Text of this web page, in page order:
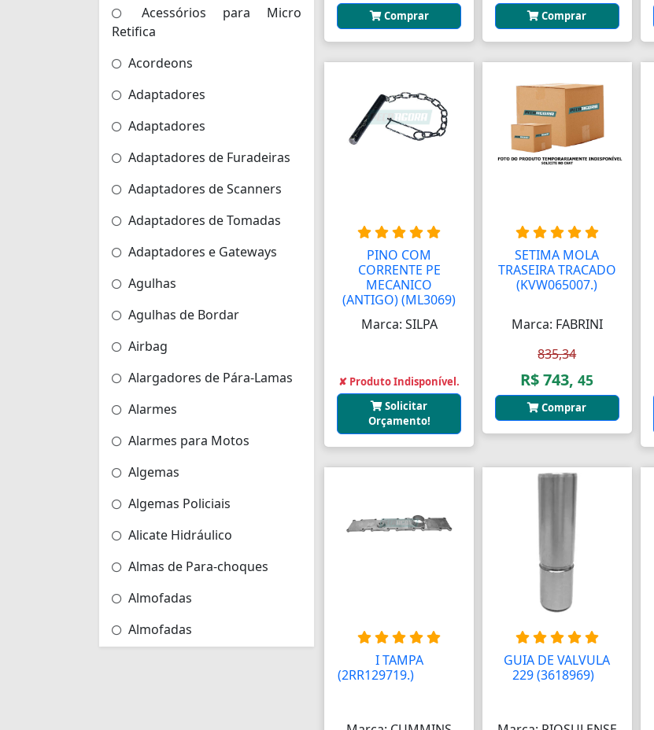
Acessórios para Micro
Retifica
Acordeons
Adaptadores
Adaptadores
Adaptadores de Furadeiras
Adaptadores de Scanners
Adaptadores de Tomadas
Adaptadores e Gateways
Agulhas
Agulhas de Bordar
Airbag
Alargadores de Pára-Lamas
Alarmes
Alarmes para Motos
Algemas
Algemas Policiais
Alicate Hidráulico
Almas de Para-choques
Almofadas
Almofadas
Comprar Comprar
PINO COM
CORRENTE PE
MECANICO
(ANTIGO) (ML3069)
Marca: SILPA
✘ Produto Indisponível.
Solicitar
Orçamento!
SETIMA MOLA
TRASEIRA TRACADO
(KVW065007.)
Marca: FABRINI
835,34
R$ 743,45
Comprar
I TAMPA
(2RR129719.)AAAAAA
GUIA DE VALVULA
229 (3618969)A